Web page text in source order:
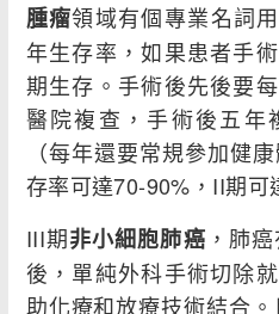
腫瘤領域有個專業名詞
年生存率，如果患者手
期生存。手術後先後要
醫院複查，手術後五年
（每年還要常規參加健
存率可達70-90%，II期可
III期非小細胞肺癌 ，肺
後，單純外科手術切除
助化療和放療技術結合